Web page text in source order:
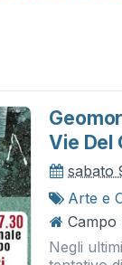
Vie Del
sabato
Arte e
Negli